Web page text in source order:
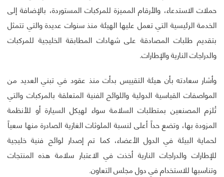
حملات الاستدعاء، والأرقام المميزة للمركبات المستوردة، بالإضافة إلى
الخدمة الرئيسية التي تعمل عليها الهيئة منذ سنوات عديدة والتي تتمثل
بتقديم طلبات المصادقة على شهادات المطابقة الخليجية للمركبات
والدراجات النارية والإطارات.
وأشار سعادته بأن هيئة التقييس بدأت منذ عقود في تبني العديد من
المواصفات القياسية الدولية واللوائح الفنية المتعلقة بالمركبات والتي
تُلزم المصنعين بمتطلبات السلامة سواء لهيكل السيارة أو للأنظمة
المزودة بها، وتضع حداً أعلى لنسبة الملوثات الغازية الصادرة منها سعياً
لحماية البيئة في الدول الأعضاء، كما تم إصدار لوائح فنية خليجية
للإطارات والدراجات النارية أخذت في الاعتبار سلامة هذه المنتجات
وتناسبها للاستخدام في دول مجلس التعاون.